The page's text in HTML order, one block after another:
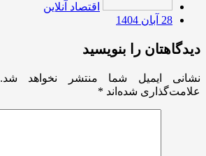
اقتصاد آنلاین
28 آبان 1404
دیدگاهتان را بنویسید
نشانی ایمیل شما منتشر نخواهد شد.
علامت‌گذاری شده‌اند *